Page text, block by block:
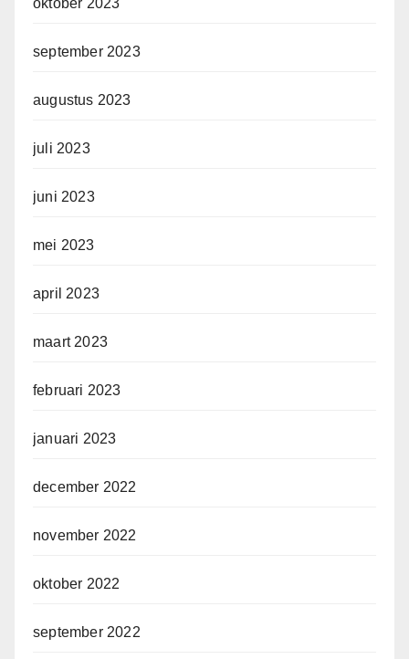
oktober 2023
september 2023
augustus 2023
juli 2023
juni 2023
mei 2023
april 2023
maart 2023
februari 2023
januari 2023
december 2022
november 2022
oktober 2022
september 2022